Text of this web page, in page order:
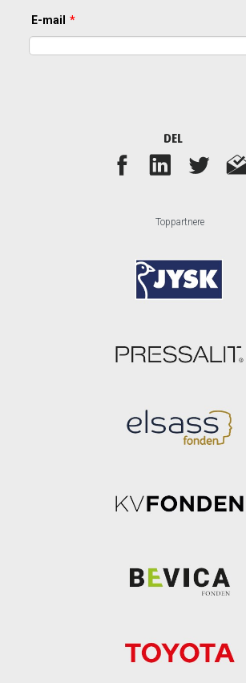
Toppartnere
DEL